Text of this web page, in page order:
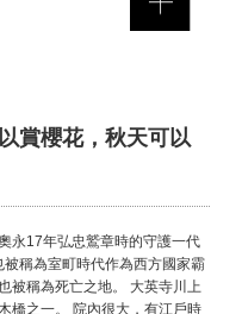
賞櫻花，秋天可以
永17年弘忠鷲章時的守護一代
稱為室町時代作為西方國家霸
被稱為死亡之地。 大英寺川上
橋之一。 院內很大，有江戶時